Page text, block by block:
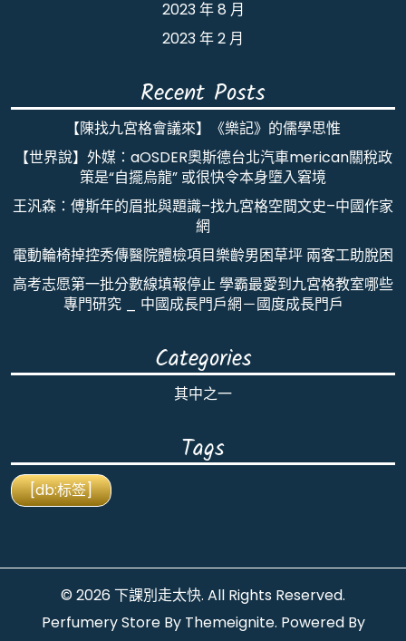
2023 年 8 月
2023 年 2 月
Recent Posts
【陳找九宮格會議來】《樂記》的儒學思惟
【世界說】外媒：aOSDER奧斯德台北汽車merican關稅政
策是“自擺烏龍” 或很快令本身墮入窘境
王汎森：傅斯年的眉批與題識–找九宮格空間文史–中國作家
網
電動輪椅掉控秀傳醫院體檢項目樂齡男困草坪 兩客工助脫困
高考志愿第一批分數線填報停止 學霸最愛到九宮格教室哪些
專門研究 _ 中國成長門戶網－國度成長門戶
Categories
其中之一
Tags
[db:标签]
© 2026下課別走太快. All Rights Reserved.
Perfumery Store By Themeignite. Powered By